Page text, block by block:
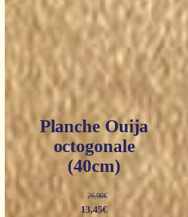
Planche Ouija
octogonale
(40cm)
26,90€
Le
13,45€Le